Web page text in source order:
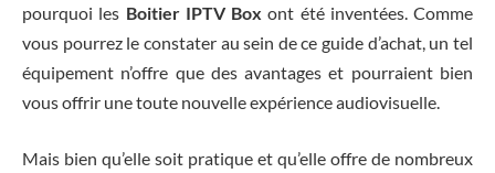
pourquoi les Boitier IPTV Box ont été inventées. Comme
vous pourrez le constater au sein de ce guide d’achat, un tel
équipement n’offre que des avantages et pourraient bien
vous offrir une toute nouvelle expérience audiovisuelle.
Mais bien qu’elle soit pratique et qu’elle offre de nombreux